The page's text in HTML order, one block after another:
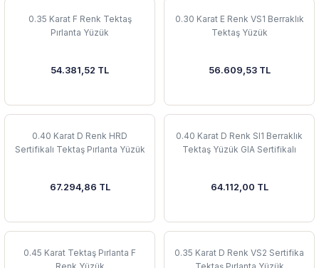
0.35 Karat F Renk Tektaş
Pırlanta Yüzük
54.381,52 TL
0.30 Karat E Renk VS1 Berraklık
Tektaş Yüzük
56.609,53 TL
0.40 Karat D Renk HRD
Sertifikalı Tektaş Pırlanta Yüzük
67.294,86 TL
0.40 Karat D Renk SI1 Berraklık
Tektaş Yüzük GIA Sertifikalı
64.112,00 TL
0.45 Karat Tektaş Pırlanta F
0.35 Karat D Renk VS2 Sertifika